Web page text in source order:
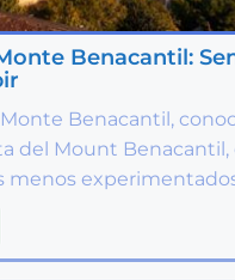
Benacantil:
Benacantil,
del Mount Benacantil,
menos